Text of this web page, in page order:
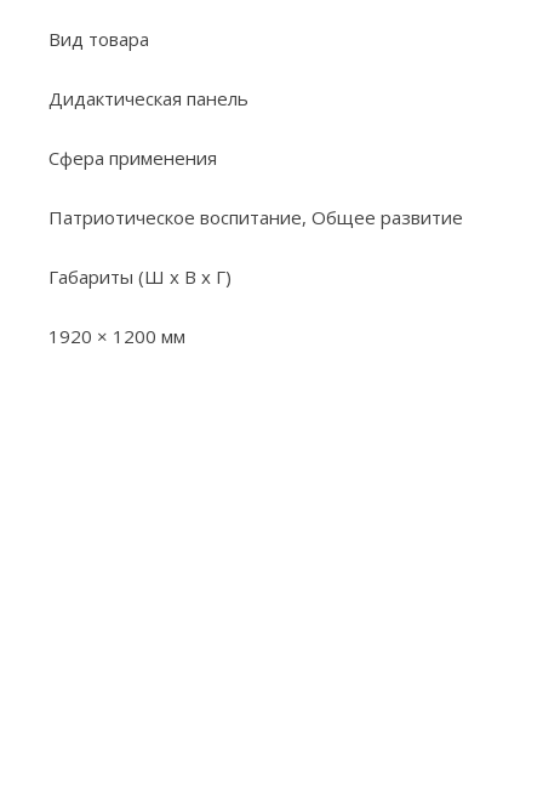
Вид товара
Дидактическая панель
Сфера применения
Патриотическое воспитание, Общее развитие
Габариты (Ш х В х Г)
1920 × 1200 мм